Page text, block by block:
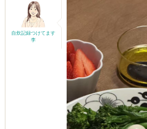
自炊記録つけてます
李